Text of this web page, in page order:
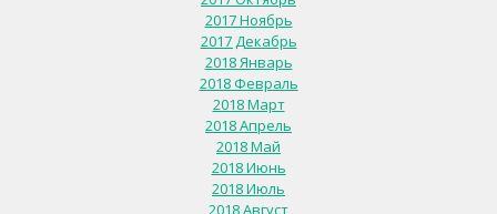
2017 Ноябрь
2017 Декабрь
2018 Январь
2018 Февраль
2018 Март
2018 Апрель
2018 Май
2018 Июнь
2018 Июль
2018 Август